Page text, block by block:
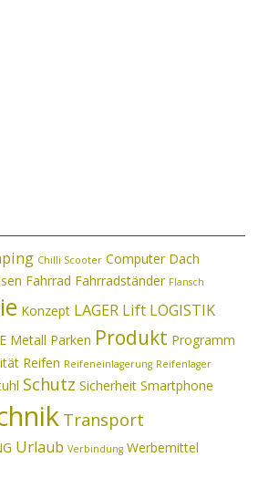
Chilli Scooter Computer Dach
Fahrrad Fahrradständer Flansch
Konzept LAGER Lift LOGISTIK
Metall Parken Produkt Programm
Reifen Reifeneinlagerung Reifenlager
Schutz Sicherheit Smartphone
Transport
Urlaub Verbindung Werbemittel